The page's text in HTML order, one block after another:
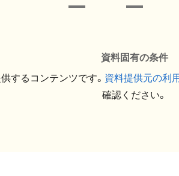
資料固有の条件
するコンテンツです。 資料提供元の利
確認ください。